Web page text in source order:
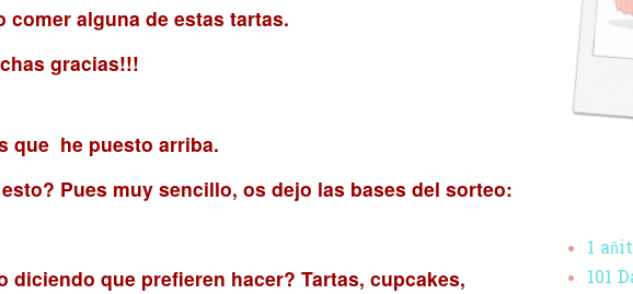
comer alguna de estas tartas.
gracias!!!
que he puesto arriba.
Pues muy sencillo, os dejo las bases del sorteo:
que prefieren hacer? Tartas, cupcakes,
1
101